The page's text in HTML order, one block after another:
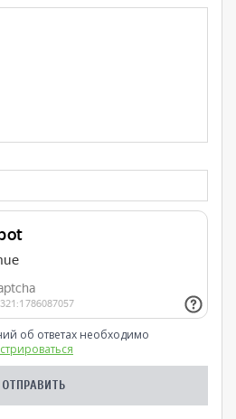
об ответах необходимо